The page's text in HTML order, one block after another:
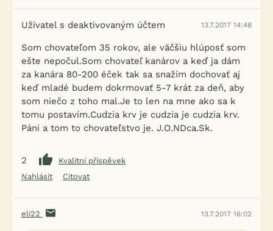
Uživatel s deaktivovaným účtem 13.7.2017 14:48
Som chovateľom 35 rokov, ale väčšiu hlúposť som
ešte nepočul.Som chovateľ kanárov a keď ja dám
za kanára 80-200 éček tak sa snažím dochovať aj
keď mladé budem dokrmovať 5-7 krát za deň, aby
som niečo z toho mal.Je to len na mne ako sa k
tomu postavím.Cudzia krv je cudzia je cudzia krv.
Páni a tom to chovateľstvo je. J.O.NDca.Sk.
2
Kvalitní příspěvek
Nahlásit
Citovat
eli22 13.7.2017 16:02